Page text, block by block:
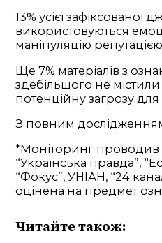
13% усієї зафіксованої
використовуються
маніпуляцію
Ще 7% матеріалів з
здебільшого не
потенційну загрозу для
З повним
*Моніторинг проводив
“Українська правда”,
“Фокус”, УНІАН, “24
оцінена на предмет
Читайте також: